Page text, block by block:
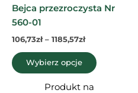
Bejca przezroczysta Nr
560-01
106,73zł – 1185,57zł
Wybierz opcje
Produkt na